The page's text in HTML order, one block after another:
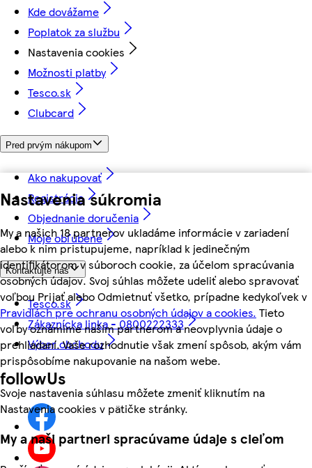
Nastavenia súkromia
My a našich 18 partnerov ukladáme informácie v zariadení
alebo k nim pristupujeme, napríklad k jedinečným
identifikátorom v súboroch cookie, za účelom spracúvania
osobných údajov. Svoj súhlas môžete udeliť alebo spravovať
voľbou Prijať alebo Odmietnuť všetko, prípadne kedykoľvek v
Pravidlách pre ochranu osobných údajov a cookies. Tieto
voľby oznámime našim partnerom a neovplyvnia údaje o
prehliadaní. Vaše rozhodnutie však zmení spôsob, akým vám
prispôsobíme nakupovanie na našom webe.
Svoje nastavenia súhlasu môžete zmeniť kliknutím na
Nastavenia cookies v pätičke stránky.
My a naši partneri spracúvame údaje s cieľom
Kde dovážame
Poplatok za službu
Nastavenia cookies
Možnosti platby
Tesco.sk
Clubcard
Pred prvým nákupom
Ako nakupovať
Registrácia
Objednanie doručenia
Moje obľúbené
Kontaktujte nás
Tesco.sk
Zákaznícka linka - 0800222333
Výber obchodu
followUs